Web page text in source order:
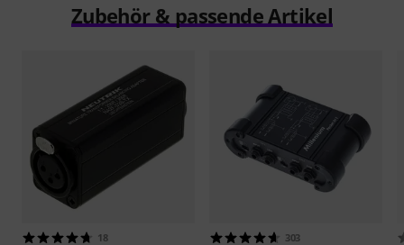
Zubehör & passende Artikel
18 303